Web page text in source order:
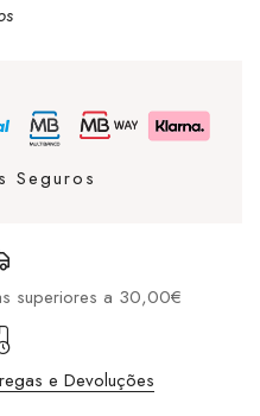
Seguros
superiores a 30,00€
e Devoluções